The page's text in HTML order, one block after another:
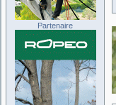
Partenaire